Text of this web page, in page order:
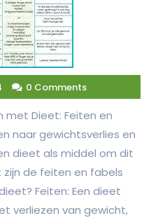
0 Comments
met Dieet: Feiten en
naar gewichtsverlies en
dieet als middel om dit
de feiten en fabels
Feiten: Een dieet
verliezen van gewicht,